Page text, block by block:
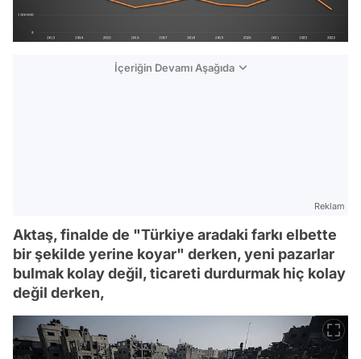
İçeriğin Devamı Aşağıda
Reklam
Aktaş, finalde de "Türkiye aradaki farkı elbette
bir şekilde yerine koyar" derken, yeni pazarlar
bulmak kolay değil, ticareti durdurmak hiç kolay
değil derken,